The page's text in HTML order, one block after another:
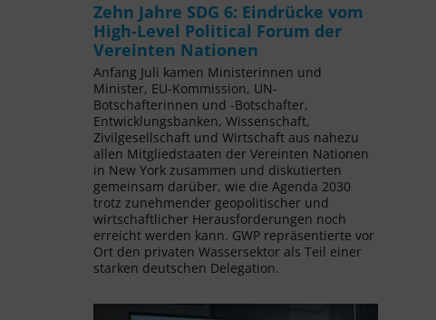
Zehn Jahre SDG 6: Eindrücke vom
High-Level Political Forum der
Vereinten Nationen
Anfang Juli kamen Ministerinnen und
Minister, EU-Kommission, UN-
Botschafterinnen und -Botschafter,
Entwicklungsbanken, Wissenschaft,
Zivilgesellschaft und Wirtschaft aus nahezu
allen Mitgliedstaaten der Vereinten Nationen
in New York zusammen und diskutierten
gemeinsam darüber, wie die Agenda 2030
trotz zunehmender geopolitischer und
wirtschaftlicher Herausforderungen noch
erreicht werden kann. GWP repräsentierte vor
Ort den privaten Wassersektor als Teil einer
starken deutschen Delegation.